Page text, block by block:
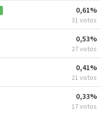
0,61%
31 votos
0,53%
27 votos
0,41%
21 votos
0,33%
17 votos